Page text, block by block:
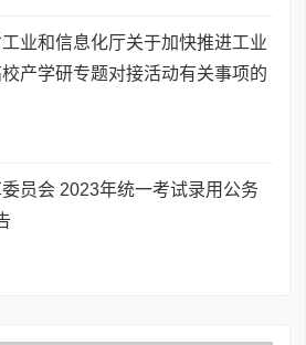
业和信息化厅关于加快推进工业
产学研专题对接活动有关事项的
员会 2023年统一考试录用公务